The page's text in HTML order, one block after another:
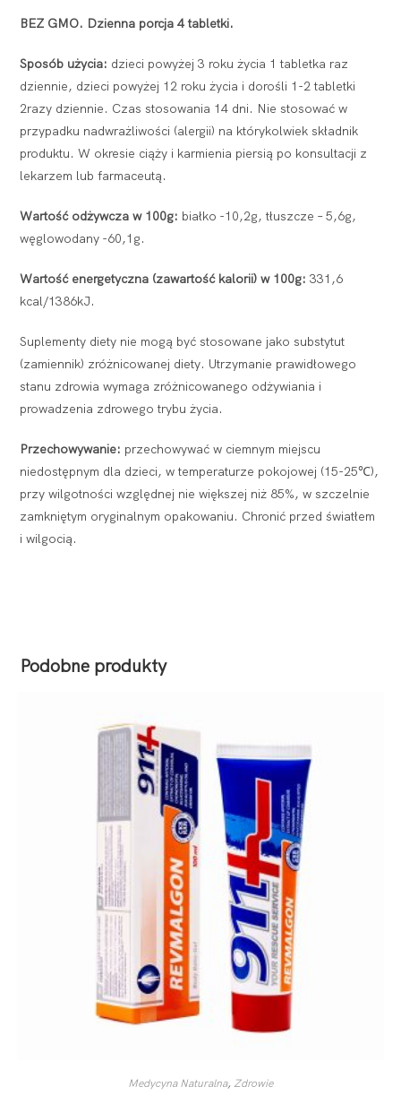
BEZ GMO. Dzienna porcja 4 tabletki.
Sposób użycia: dzieci powyżej 3 roku życia 1 tabletka raz
dziennie, dzieci powyżej 12 roku życia i dorośli 1-2 tabletki
2razy dziennie. Czas stosowania 14 dni. Nie stosować w
przypadku nadwrażliwości (alergii) na którykolwiek składnik
produktu. W okresie ciąży i karmienia piersią po konsultacji z
lekarzem lub farmaceutą.
Wartość odżywcza w 100g: białko -10,2g, tłuszcze – 5,6g,
węglowodany -60,1g.
Wartość energetyczna (zawartość kalorii) w 100g: 331,6
kcal/1386kJ.
Suplementy diety nie mogą być stosowane jako substytut
(zamiennik) zróżnicowanej diety. Utrzymanie prawidłowego
stanu zdrowia wymaga zróżnicowanego odżywiania i
prowadzenia zdrowego trybu życia.
Przechowywanie: przechowywać w ciemnym miejscu
niedostępnym dla dzieci, w temperaturze pokojowej (15-25℃),
przy wilgotności względnej nie większej niż 85%, w szczelnie
zamkniętym oryginalnym opakowaniu. Chronić przed światłem
i wilgocią.
Podobne produkty
Medycyna Naturalna,Zdrowie